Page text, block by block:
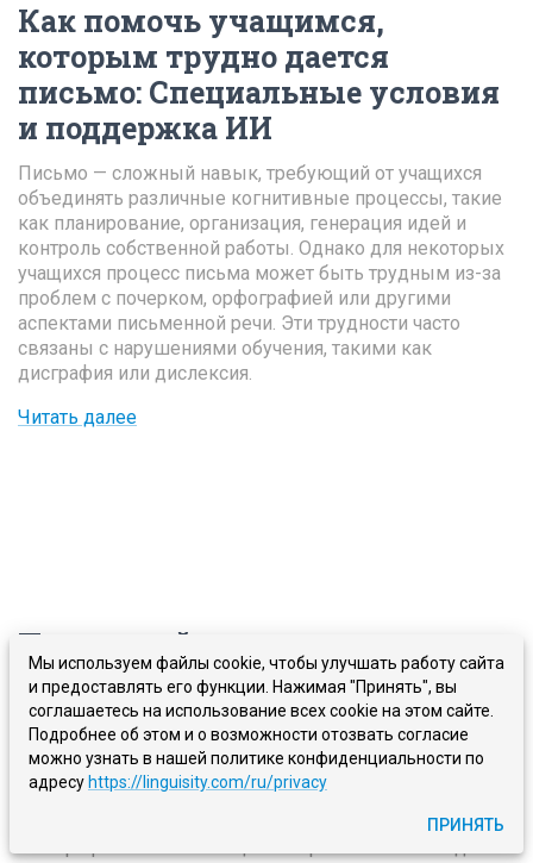
Как помочь учащимся,
которым трудно дается
письмо: Специальные условия
и поддержка ИИ
Письмо — сложный навык, требующий от учащихся
объединять различные когнитивные процессы, такие
как планирование, организация, генерация идей и
контроль собственной работы. Однако для некоторых
учащихся процесс письма может быть трудным из-за
проблем с почерком, орфографией или другими
аспектами письменной речи. Эти трудности часто
связаны с нарушениями обучения, такими как
дисграфия или дислексия.
Читать далее
Практикуйте навыки письма
дома:Занятия и ресурсы для
совершенствования
мастерства
Письмо — ключевой навык, который играет важную
роль в нашей повседневной жизни, будь то в личных
Мы используем файлы cookie, чтобы улучшать работу сайта
и предоставлять его функции. Нажимая "Принять", вы
соглашаетесь на использование всех cookie на этом сайте.
Подробнее об этом и о возможности отозвать согласие
можно узнать в нашей политике конфиденциальности по
адресу https://linguisity.com/ru/privacy
ПРИНЯТЬ